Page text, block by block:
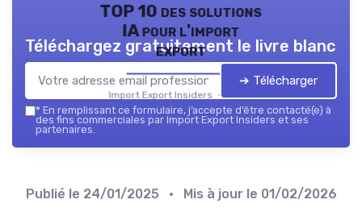
TOP 10 des solutions
IA pour l'import
export
Import Export Insiders — 2026
Téléchargez gratuitement le livre blanc
➔ Télécharger
* En remplissant ce formulaire, j’accepte d’être contacté(e) à
des fins commerciales par Import Export Insiders et ses
partenaires.
Publié le 24/01/2025 • Mis à jour le 01/02/2026